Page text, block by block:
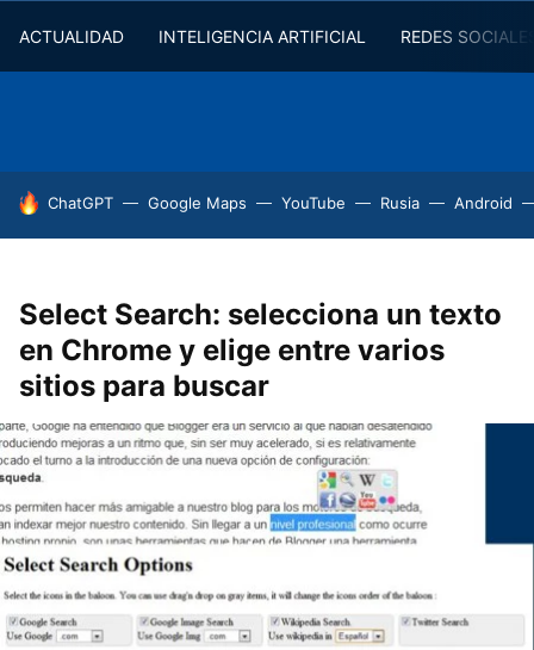
ACTUALIDAD INTELIGENCIA ARTIFICIAL REDES
HOY SE HABLA DE
ChatGPT Google Maps YouTube Rusia Android
Select Search: selecciona un texto
en Chrome y elige entre varios
sitios para buscar